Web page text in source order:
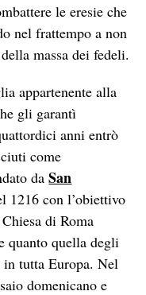
le eresie che
nel frattempo a non
massa dei fedeli.
appartenente alla
gli garantì
anni entrò
come
daSan
1216 con l’obiettivo
di Roma
quanto quella degli
in tutta Europa. Nel
domenicano e